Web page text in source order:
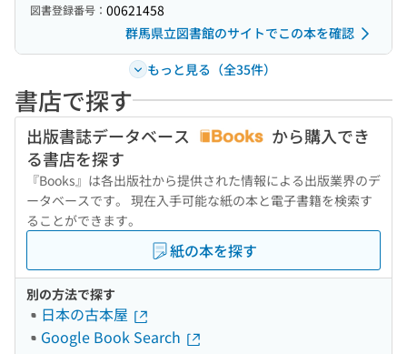
図書登録番号： 00621458
群馬県立図書館のサイトでこの本を確認
もっと見る（全35件）
書店で探す
出版書誌データベース
から購入でき
る書店を探す
『Books』は各出版社から提供された情報による出版業界のデ
ータベースです。 現在入手可能な紙の本と電子書籍を検索す
ることができます。
紙の本を探す
別の方法で探す
日本の古本屋
Google Book Search